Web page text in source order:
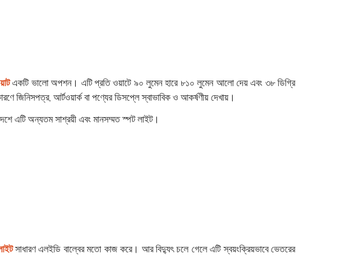
একটি ভালো অপশন। এটি প্রতি ওয়াটে ৯০ লুমেন হারে ৮১০ লুমেন আলো দেয় এবং ৩৮ ডিগ্রি
জিনিসপত্র, আর্টওয়ার্ক বা পণ্যের ডিসপ্লে স্বাভাবিক ও আকর্ষণীয় দেখায়।
এটি অন্যতম সাশ্রয়ী এবং মানসম্মত স্পট লাইট।
সাধারণ এলইডি বাল্বের মতো কাজ করে। আর বিদ্যুৎ চলে গেলে এটি স্বয়ংক্রিয়ভাবে ভেতরের